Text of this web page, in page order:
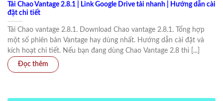
Tải Chao Vantage 2.8.1 | Link Google Drive tải nhanh | Hướng dẫn cài
đặt chi tiết
Tải Chao vantage 2.8.1. Download Chao vantage 2.8.1. Tổng hợp
một số phiên bản Vantage hay dùng nhất. Hướng dẫn cài đặt và
kích hoạt chi tiết. Nếu bạn đang dùng Chao Vantage 2.8 thì [...]